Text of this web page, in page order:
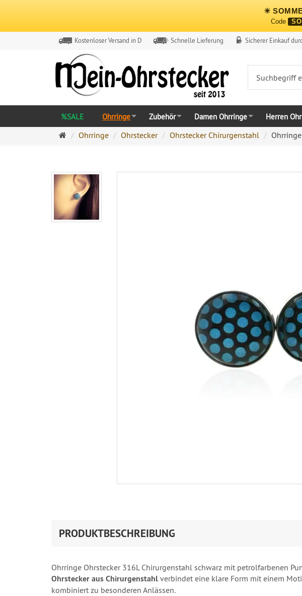
☀
Code
Kostenloser Versand in D Schnelle Lieferung Sicherer Einkauf
%SALE Ohrringe Zubehör Damen Ohrringe Herren
Ohrringe
Ohrringe Ohrstecker Ohrstecker Chirurgenstahl
PRODUKTBESCHREIBUNG
Ohrringe Ohrstecker 316L Chirurgenstahl schwarz mit petrolfarbenen
Ohrstecker aus Chirurgenstahl verbindet eine klare Form mit einem
kombiniert zu besonderen Anlässen.